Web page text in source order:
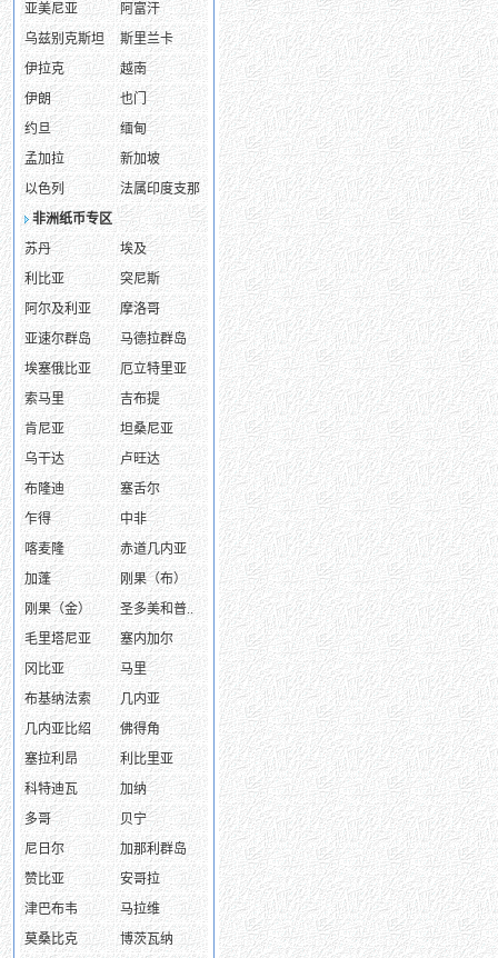
亚美尼亚
阿富汗
乌兹别克斯坦
斯里兰卡
伊拉克
越南
伊朗
也门
约旦
缅甸
孟加拉
新加坡
以色列
法属印度支那
非洲纸币专区
苏丹
埃及
利比亚
突尼斯
阿尔及利亚
摩洛哥
亚速尔群岛
马德拉群岛
埃塞俄比亚
厄立特里亚
索马里
吉布提
肯尼亚
坦桑尼亚
乌干达
卢旺达
布隆迪
塞舌尔
乍得
中非
喀麦隆
赤道几内亚
加蓬
刚果（布）
刚果（金）
圣多美和普..
毛里塔尼亚
塞内加尔
冈比亚
马里
布基纳法索
几内亚
几内亚比绍
佛得角
塞拉利昂
利比里亚
科特迪瓦
加纳
多哥
贝宁
尼日尔
加那利群岛
赞比亚
安哥拉
津巴布韦
马拉维
莫桑比克
博茨瓦纳